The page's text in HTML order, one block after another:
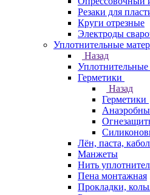
Резаки для
Круги отрезные
Электроды
Уплотнительные
Назад
Герметики
Назад
Герметики
Лён, паста,
Манжеты
Нить
Пена монтажная
Прокладки,